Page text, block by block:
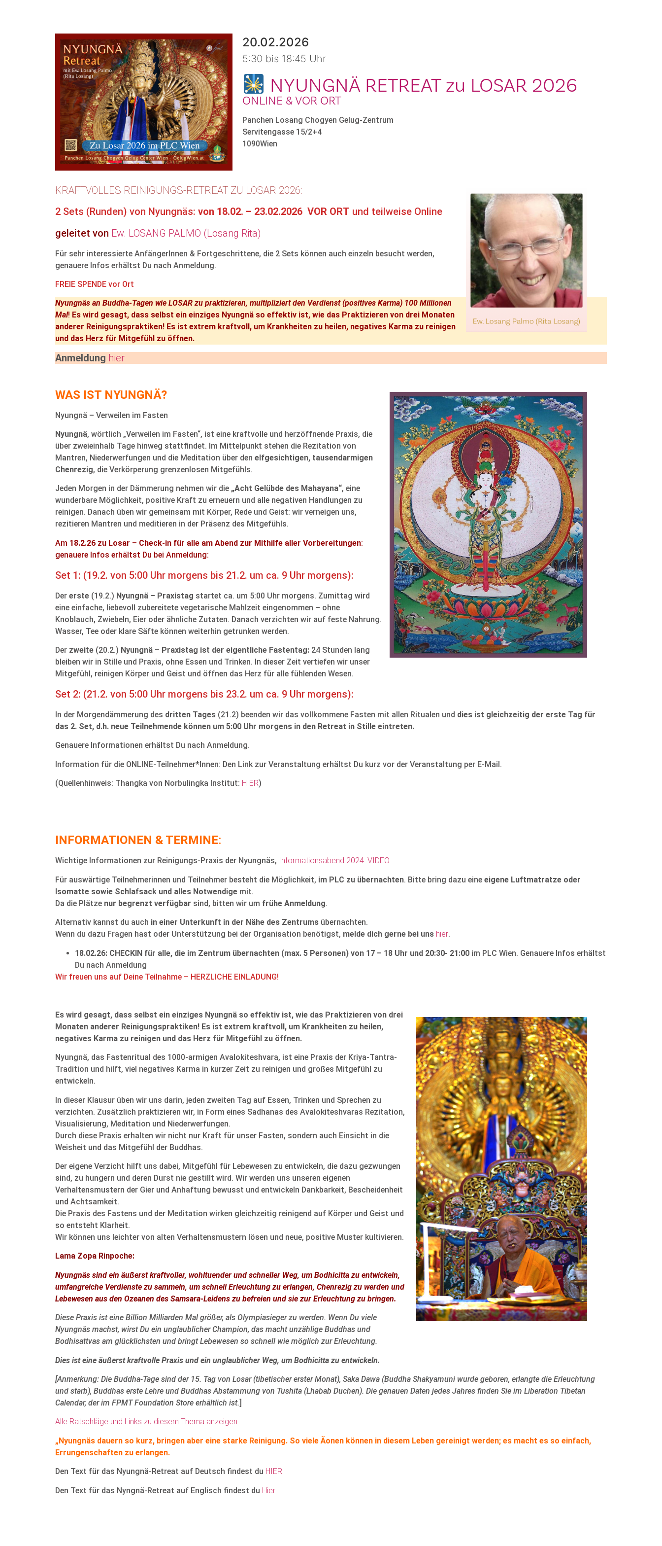
20.02.2026
5:30 bis 18:45 Uhr
NYUNGNÄ RETREAT zu LOSAR 2026
ONLINE & VOR ORT
Panchen Losang Chogyen Gelug-Zentrum
Servitengasse 15/2+4
1090Wien
KRAFTVOLLES REINIGUNGS-RETREAT ZU LOSAR 2026:
2 Sets (Runden) von Nyungnäs: von 18.02. – 23.02.2026 VOR ORT und teilweise Online
geleitet von Ew. LOSANG PALMO (Losang Rita)
Für sehr interessierte AnfängerInnen & Fortgeschrittene, die 2 Sets können auch einzeln besucht werden,
genauere Infos erhältst Du nach Anmeldung.
FREIE SPENDE vor Ort
Nyungnäs an Buddha-Tagen wie LOSAR zu praktizieren, multipliziert den Verdienst (positives Karma) 100 Millionen
Mal! Es wird gesagt, dass selbst ein einziges Nyungnä so effektiv ist, wie das Praktizieren von drei Monaten
anderer Reinigungspraktiken! Es ist extrem kraftvoll, um Krankheiten zu heilen, negatives Karma zu reinigen
und das Herz für Mitgefühl zu öffnen.
Anmeldung hier
WAS IST NYUNGNÄ?
Nyungnä – Verweilen im Fasten
Nyungnä, wörtlich „Verweilen im Fasten“, ist eine kraftvolle und herzöffnende Praxis, die
über zweieinhalb Tage hinweg stattfindet. Im Mittelpunkt stehen die Rezitation von
Mantren, Niederwerfungen und die Meditation über den elfgesichtigen, tausendarmigen
Chenrezig, die Verkörperung grenzenlosen Mitgefühls.
Jeden Morgen in der Dämmerung nehmen wir die „Acht Gelübde des Mahayana“, eine
wunderbare Möglichkeit, positive Kraft zu erneuern und alle negativen Handlungen zu
reinigen. Danach üben wir gemeinsam mit Körper, Rede und Geist: wir verneigen uns,
rezitieren Mantren und meditieren in der Präsenz des Mitgefühls.
Am 18.2.26 zu Losar – Check-in für alle am Abend zur Mithilfe aller Vorbereitungen:
genauere Infos erhältst Du bei Anmeldung:
Set 1: (19.2. von 5:00 Uhr morgens bis 21.2. um ca. 9 Uhr morgens):
Der erste (19.2.) Nyungnä – Praxistag startet ca. um 5:00 Uhr morgens. Zumittag wird
eine einfache, liebevoll zubereitete vegetarische Mahlzeit eingenommen – ohne
Knoblauch, Zwiebeln, Eier oder ähnliche Zutaten. Danach verzichten wir auf feste Nahrung.
Wasser, Tee oder klare Säfte können weiterhin getrunken werden.
Der zweite (20.2.) Nyungnä – Praxistag ist der eigentliche Fastentag: 24 Stunden lang
bleiben wir in Stille und Praxis, ohne Essen und Trinken. In dieser Zeit vertiefen wir unser
Mitgefühl, reinigen Körper und Geist und öffnen das Herz für alle fühlenden Wesen.
Set 2: (21.2. von 5:00 Uhr morgens bis 23.2. um ca. 9 Uhr morgens):
In der Morgendämmerung des dritten Tages (21.2) beenden wir das vollkommene Fasten mit allen Ritualen und dies ist gleichzeitig der erste Tag für
das 2. Set, d.h. neue Teilnehmende können um 5:00 Uhr morgens in den Retreat in Stille eintreten.
Genauere Informationen erhältst Du nach Anmeldung.
Information für die ONLINE-Teilnehmer*Innen: Den Link zur Veranstaltung erhältst Du kurz vor der Veranstaltung per E-Mail.
(Quellenhinweis: Thangka von Norbulingka Institut: HIER)
INFORMATIONEN & TERMINE:
Wichtige Informationen zur Reinigungs-Praxis der Nyungnäs, Informationsabend 2024: VIDEO
Für auswärtige Teilnehmerinnen und Teilnehmer besteht die Möglichkeit, im PLC zu übernachten. Bitte bring dazu eine eigene Luftmatratze oder
Isomatte sowie Schlafsack und alles Notwendige mit.
Da die Plätze nur begrenzt verfügbar sind, bitten wir um frühe Anmeldung.
Alternativ kannst du auch in einer Unterkunft in der Nähe des Zentrums übernachten.
Wenn du dazu Fragen hast oder Unterstützung bei der Organisation benötigst, melde dich gerne bei uns hier.
18.02.26: CHECKIN für alle, die im Zentrum übernachten (max. 5 Personen) von 17 – 18 Uhr und 20:30- 21:00 im PLC Wien. Genauere Infos erhältst
Du nach Anmeldung
Wir freuen uns auf Deine Teilnahme – HERZLICHE EINLADUNG!
Es wird gesagt, dass selbst ein einziges Nyungnä so effektiv ist, wie das Praktizieren von drei
Monaten anderer Reinigungspraktiken! Es ist extrem kraftvoll, um Krankheiten zu heilen,
negatives Karma zu reinigen und das Herz für Mitgefühl zu öffnen.
Nyungnä, das Fastenritual des 1000-armigen Avalokiteshvara, ist eine Praxis der Kriya-Tantra-
Tradition und hilft, viel negatives Karma in kurzer Zeit zu reinigen und großes Mitgefühl zu
entwickeln.
In dieser Klausur üben wir uns darin, jeden zweiten Tag auf Essen, Trinken und Sprechen zu
verzichten. Zusätzlich praktizieren wir, in Form eines Sadhanas des Avalokiteshvaras Rezitation,
Visualisierung, Meditation und Niederwerfungen.
Durch diese Praxis erhalten wir nicht nur Kraft für unser Fasten, sondern auch Einsicht in die
Weisheit und das Mitgefühl der Buddhas.
Der eigene Verzicht hilft uns dabei, Mitgefühl für Lebewesen zu entwickeln, die dazu gezwungen
sind, zu hungern und deren Durst nie gestillt wird. Wir werden uns unseren eigenen
Verhaltensmustern der Gier und Anhaftung bewusst und entwickeln Dankbarkeit, Bescheidenheit
und Achtsamkeit.
Die Praxis des Fastens und der Meditation wirken gleichzeitig reinigend auf Körper und Geist und
so entsteht Klarheit.
Wir können uns leichter von alten Verhaltensmustern lösen und neue, positive Muster kultivieren.
Lama Zopa Rinpoche:
Nyungnäs sind ein äußerst kraftvoller, wohltuender und schneller Weg, um Bodhicitta zu entwickeln,
umfangreiche Verdienste zu sammeln, um schnell Erleuchtung zu erlangen, Chenrezig zu werden und
Lebewesen aus den Ozeanen des Samsara-Leidens zu befreien und sie zur Erleuchtung zu bringen.
Diese Praxis ist eine Billion Milliarden Mal größer, als Olympiasieger zu werden. Wenn Du viele
Nyungnäs machst, wirst Du ein unglaublicher Champion, das macht unzählige Buddhas und
Bodhisattvas am glücklichsten und bringt Lebewesen so schnell wie möglich zur Erleuchtung.
Dies ist eine äußerst kraftvolle Praxis und ein unglaublicher Weg, um Bodhicitta zu entwickeln.
[Anmerkung: Die Buddha-Tage sind der 15. Tag von Losar (tibetischer erster Monat), Saka Dawa (Buddha Shakyamuni wurde geboren, erlangte die Erleuchtung
und starb), Buddhas erste Lehre und Buddhas Abstammung von Tushita (Lhabab Duchen). Die genauen Daten jedes Jahres finden Sie im Liberation Tibetan
Calendar, der im FPMT Foundation Store erhältlich ist.]
Alle Ratschläge und Links zu diesem Thema anzeigen
„Nyungnäs dauern so kurz, bringen aber eine starke Reinigung. So viele Äonen können in diesem Leben gereinigt werden; es macht es so einfach,
Errungenschaften zu erlangen.
Den Text für das Nyungnä-Retreat auf Deutsch findest du HIER
Den Text für das Nyngnä-Retreat auf Englisch findest du Hier